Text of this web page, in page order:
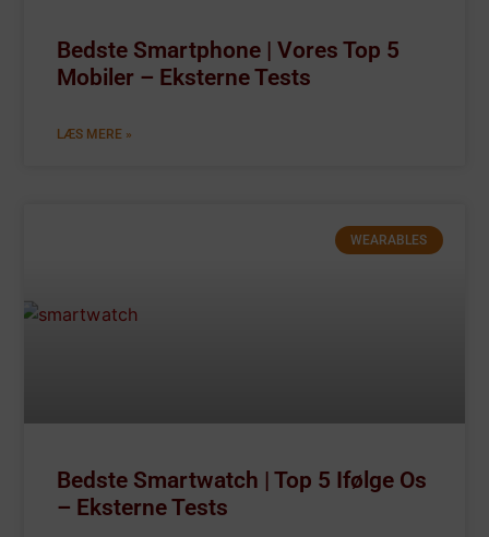
Bedste Smartphone | Vores Top 5
Mobiler – Eksterne Tests
LÆS MERE »
WEARABLES
Bedste Smartwatch | Top 5 Ifølge Os
– Eksterne Tests